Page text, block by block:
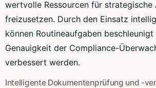
wertvolle Ressourcen für strategische
freizusetzen. Durch den Einsatz
können Routineaufgaben
Genauigkeit der Compliance-
verbessert werden.
Intelligente Dokumentenprüfung und -